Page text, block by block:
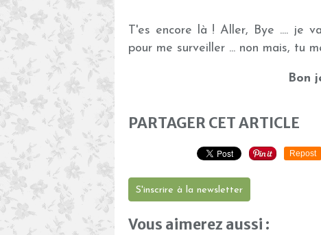
T'es encore là ! Aller, Bye .... je
pour me surveiller ... non mais, tu
Bon
PARTAGER CET ARTICLE
Repost
S'inscrire à la newsletter
Vous aimerez aussi :